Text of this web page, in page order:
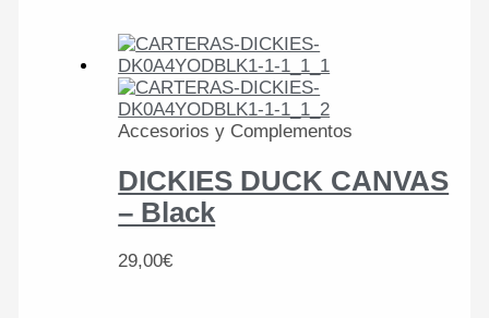
Accesorios y Complementos
DICKIES DUCK CANVAS
– Black
29,00€